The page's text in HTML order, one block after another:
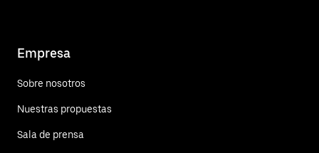
Empresa
Sobre nosotros
Nuestras propuestas
Sala de prensa